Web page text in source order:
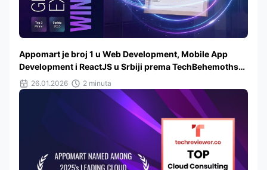
Appomart je broj 1 u Web Development, Mobile App
Development i ReactJS u Srbiji prema TechBehemoths
202526.01.2026 2 minuta